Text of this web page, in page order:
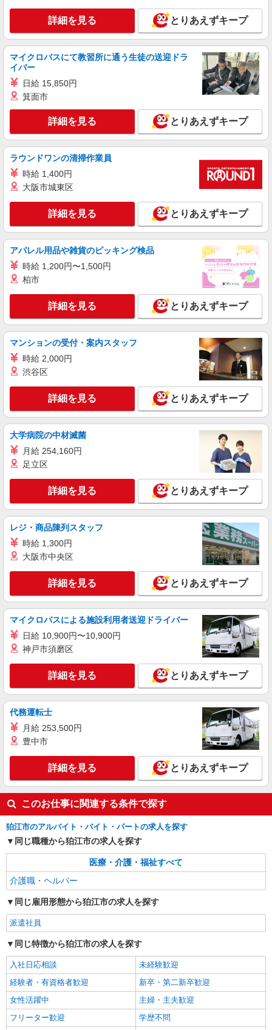
迎！ ※資格、経験年数、派遣先によって金額変動
あり
詳細を見る
派遣社員
株式会社kotrio /●SW-H2-1816729
『狛江』デイサービスで運転できる方急募★送
時給1650円〜2312円 ＜日払い有/週払い有/交
東京都狛江市 ※最寄り駅：狛江
キープ 詳細を見る
アルバイト パート
日研トータルソーシング株式会社 メディカルケア事業部/立川事業所
看護助手（ナースエイド）
時給1,350円 ★週払いOK（規定あり） ※給与
幅は経験・能力による
東京都狛江市 【最寄駅】小田急線狛江
詳細を見る
株式会社kotrio /●SW-H2-1816813
障がい者デイで送迎、見守りなど★狛江駅★運
転できる方急募
時給1650円〜2312円 ＜日払い有/週払い有/交
東京都狛江市 ※最寄り駅：狛江
キープ 詳細を見る
派遣社員
株式会社kotrio /●SW-H2-2001605
「支払い日に間に合ったぜ！」日払いOK＊障
がい者支援STAFF
時給1550円〜2312円 ＜日払い有/週払い有/交
通費全支給(ガソリン代含む)＞
東京都狛江市 ※最寄り駅：狛江
キープ 詳細を見る
派遣社員
株式会社kotrio /●SW-H2-1981120
狛江*デイでの生活補助☆新たなスキルを身に
つけて長く働く♪
時給1550円〜2312円 ＜日払い有/週払い有/交
通費全支給(ガソリン代含む)＞
東京都狛江市 ※最寄り駅：狛江
キープ 詳細を見る
派遣社員
狛江駅◎負担少なめの障がい者支援員★社会活
時給1650円〜2312円 ＜日払い有/週払い有/交
通費全支給(ガソリン代含む)＞
東京都狛江市 ※最寄り駅：狛江
キープ 詳細を見る
詳細を見る とりあえずキープ
マイクロバスにて教習所に通う生徒の送迎ドラ
イバー
日給 15,850円
箕面市
詳細を見る とりあえずキープ
ラウンドワンの清掃作業員
時給 1,400円
大阪市城東区
詳細を見る とりあえずキープ
アパレル用品や雑貨のピッキング検品
時給 1,200円〜1,500円
柏市
詳細を見る とりあえずキープ
マンションの受付・案内スタッフ
時給 2,000円
渋谷区
詳細を見る とりあえずキープ
大学病院の中材滅菌
月給 254,160円
足立区
詳細を見る とりあえずキープ
レジ・商品陳列スタッフ
時給 1,300円
大阪市中央区
詳細を見る とりあえずキープ
マイクロバスによる施設利用者送迎ドライバー
日給 10,900円〜10,900円
神戸市須磨区
詳細を見る とりあえずキープ
代務運転士
月給 253,500円
豊中市
詳細を見る とりあえずキープ
このお仕事に関連する条件で探す
狛江市のアルバイト・バイト・パートの求人を探す
同じ職種から狛江市の求人を探す
医療・介護・福祉すべて
介護職・ヘルパー
同じ雇用形態から狛江市の求人を探す
派遣社員
同じ特徴から狛江市の求人を探す
入社日応相談
未経験歓迎
経験者・有資格者歓迎
新卒・第二新卒歓迎
女性活躍中
主婦・主夫歓迎
フリーター歓迎
学歴不問